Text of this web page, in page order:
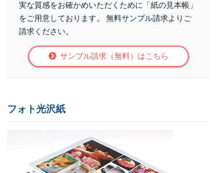
実な質感をお確かめいただくために「紙の見本帳」
をご用意しております。 無料サンプル請求よりご
請求ください。
サンプル請求（無料）はこちら
フォト光沢紙